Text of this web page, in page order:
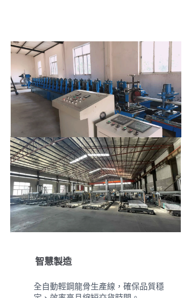
智慧製造
全自動輕鋼龍骨生產線，確保品質穩